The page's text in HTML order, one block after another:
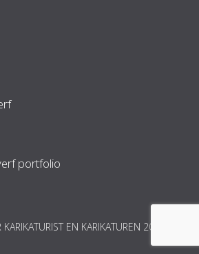
portfolio
EN KARIKATUREN 2026.